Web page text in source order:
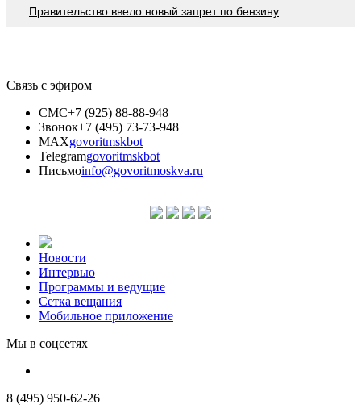
Правительство ввело новый запрет по бензину
Связь с эфиром
СМС+7 (925) 88-88-948
Звонок+7 (495) 73-73-948
MAXgovoritmskbot
Telegramgovoritmskbot
Письмоinfo@govoritmoskva.ru
Новости
Интервью
Программы и ведущие
Сетка вещания
Мобильное приложение
Мы в соцсетях
8 (495) 950-62-26